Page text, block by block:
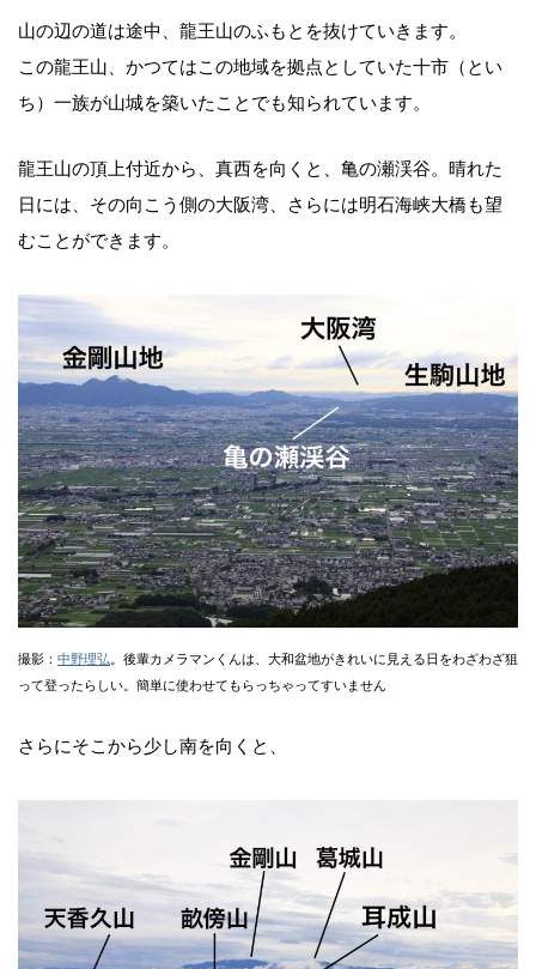
山の辺の道は途中、龍王山のふもとを抜けていきます。
この龍王山、かつてはこの地域を拠点としていた十市（とい
ち）一族が山城を築いたことでも知られています。
龍王山の頂上付近から、真西を向くと、亀の瀬渓谷。晴れた
日には、その向こう側の大阪湾、さらには明石海峡大橋も望
むことができます。
撮影： 中野理弘 。後輩カメラマンくんは、大和盆地がきれいに見える日をわざわざ狙
って登ったらしい。簡単に使わせてもらっちゃってすいません
さらにそこから少し南を向くと、